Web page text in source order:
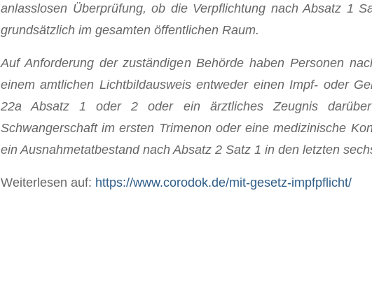
anlasslosen Überprüfung, ob die Verpflichtung nach Absatz 1
grundsätzlich im gesamten öffentlichen Raum.
Auf Anforderung der zuständigen Behörde haben Personen
einem amtlichen Lichtbildausweis entweder einen Impf- oder
22a Absatz 1 oder 2 oder ein ärztliches Zeugnis
Schwangerschaft im ersten Trimenon oder eine medizinische
ein Ausnahmetatbestand nach Absatz 2 Satz 1 in den letzten
Weiterlesen auf: https://www.corodok.de/mit-gesetz-impfpflicht/